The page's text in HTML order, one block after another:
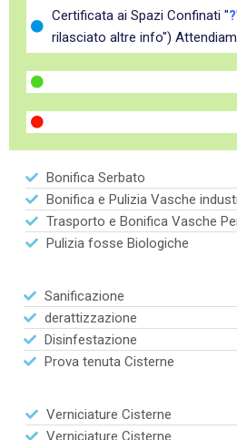
Certificata ai Spazi Confinati "?
rilasciato altre info")
Bonifica Serbato
Bonifica e Pulizia Vasche
Trasporto e Bonifica Vasche
Pulizia fosse Biologiche
Sanificazione
derattizzazione
Disinfestazione
Prova tenuta Cisterne
Verniciature Cisterne
Verniciature Cisterne